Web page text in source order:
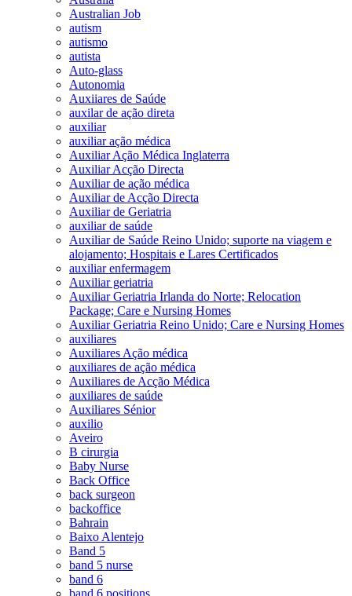
Australian Job
autism
autismo
autista
Auto-glass
Autonomia
Auxiiares de Saúde
auxilar de ação direta
auxiliar
auxiliar ação médica
Auxiliar Ação Médica Inglaterra
Auxiliar Acção Directa
Auxiliar de ação médica
Auxiliar de Acção Directa
Auxiliar de Geriatria
auxiliar de saúde
Auxiliar de Saúde Reino Unido; suporte na viagem e
alojamento; Hospitais e Lares Certificados
auxiliar enfermagem
Auxiliar geriatria
Auxiliar Geriatria Irlanda do Norte; Relocation
Package; Care e Nursing Homes
Auxiliar Geriatria Reino Unido; Care e Nursing Homes
auxiliares
Auxiliares Ação médica
auxiliares de ação médica
Auxiliares de Acção Médica
auxiliares de saúde
Auxiliares Sénior
auxilio
Aveiro
B cirurgia
Baby Nurse
Back Office
back surgeon
backoffice
Bahrain
Baixo Alentejo
Band 5
band 5 nurse
band 6
band 6 positions